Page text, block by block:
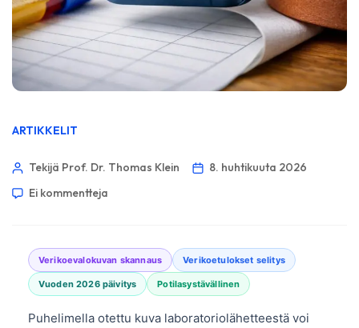
ARTIKKELIT
Tekijä Prof. Dr. Thomas Klein
8. huhtikuuta 2026
Ei kommentteja
Verikoevalokuvan skannaus Verikoetulokset selitys
Vuoden 2026 päivitys Potilasystävällinen
Puhelimella otettu kuva laboratoriolähetteestä voi